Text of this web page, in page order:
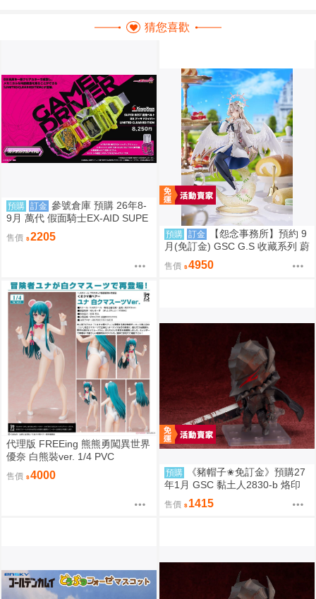
猜您喜歡
預購 訂金 參號倉庫 預購 26年8-
9月 萬代 假面騎士EX-AID SUPE
R BEST DX變身腰帶 限量透明版
810
售價 2205 預購 訂金
【怨念事務所】預約 9
月(免訂金) GSC G.S 收藏系列 蔚
藍檔案 渚 花香微笑 1/7 0927
售價 4950
代理版 FREEing 熊熊勇闖異世界
優奈 白熊裝ver. 1/4 PVC
售價 4000 預購
《豬帽子✬免訂金》預購27
年1月 GSC 黏土人2830-b 烙印
勇士 凱茲 狂戰士鎧甲Ver. BLOO
D EDITION 0906
售價 1415